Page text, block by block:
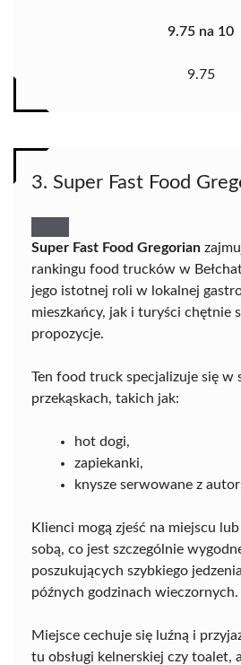
9.75 na 10
9.75
3. Super Fast Food
Super Fast Food Gregorian
rankingu food trucków w
jego istotnej roli w lokalnej
mieszkańcy, jak i turyści chętnie
propozycje.
Ten food truck specjalizuje się w
przekąskach, takich jak:
hot dogi,
zapiekanki,
knysze serwowane z
Klienci mogą zjeść na miejscu
sobą, co jest szczególnie
poszukujących szybkiego
późnych godzinach wieczornych.
Miejsce cechuje się luźną i
tu obsługi kelnerskiej czy toalet,